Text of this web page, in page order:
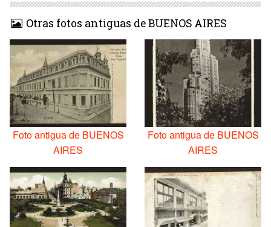
Otras fotos antiguas de BUENOS AIRES
Foto antigua de BUENOS
AIRES
Foto antigua de BUENOS
AIRES